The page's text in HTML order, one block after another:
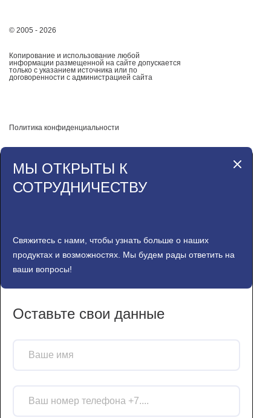
© 2005 - 2026
Копирование и использование любой
информации размещенной на сайте допускается
только с указанием источника или по
договоренности с администрацией сайта
Политика конфиденциальности
МЫ ОТКРЫТЫ К
СОТРУДНИЧЕСТВУ
Свяжитесь с нами, чтобы узнать больше о наших
продуктах и возможностях. Мы будем рады ответить на
ваши вопросы!
Оставьте свои данные